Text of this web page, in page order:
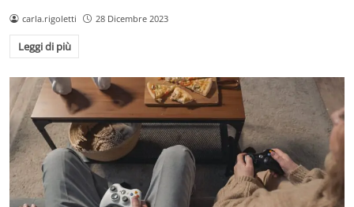
carla.rigoletti 28 Dicembre 2023
Leggi di più